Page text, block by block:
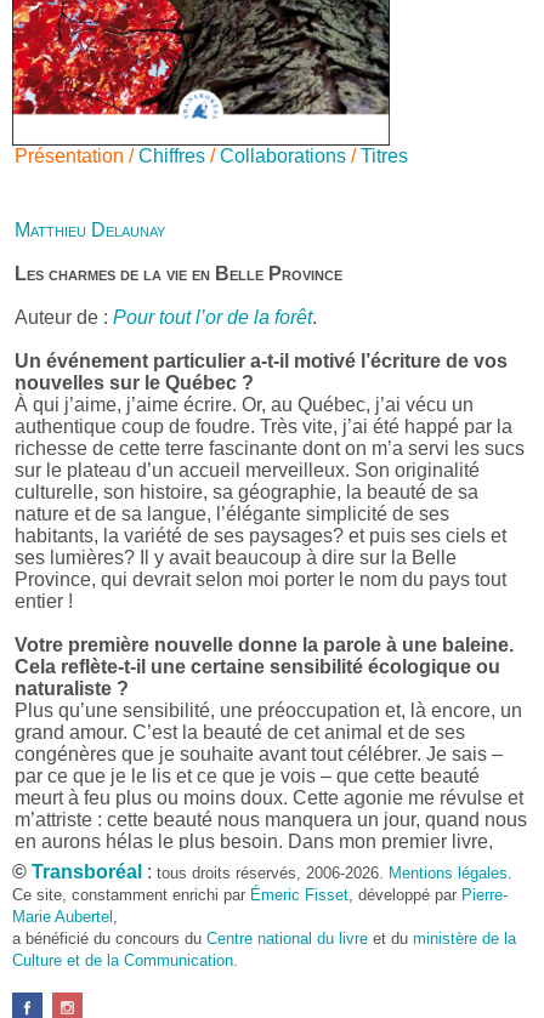
Présentation /Chiffres /Collaborations /Titres
Matthieu Delaunay
Les charmes de la vie en Belle Province
Auteur de : Pour tout l’or de la forêt.
Un événement particulier a-t-il motivé l’écriture de vos
nouvelles sur le Québec ?
À qui j’aime, j’aime écrire. Or, au Québec, j’ai vécu un
authentique coup de foudre. Très vite, j’ai été happé par la
richesse de cette terre fascinante dont on m’a servi les sucs
sur le plateau d’un accueil merveilleux. Son originalité
culturelle, son histoire, sa géographie, la beauté de sa
nature et de sa langue, l’élégante simplicité de ses
habitants, la variété de ses paysages? et puis ses ciels et
ses lumières? Il y avait beaucoup à dire sur la Belle
Province, qui devrait selon moi porter le nom du pays tout
entier !
Votre première nouvelle donne la parole à une baleine.
Cela reflète-t-il une certaine sensibilité écologique ou
naturaliste ?
Plus qu’une sensibilité, une préoccupation et, là encore, un
grand amour. C’est la beauté de cet animal et de ses
congénères que je souhaite avant tout célébrer. Je sais –
par ce que je le lis et ce que je vois – que cette beauté
meurt à feu plus ou moins doux. Cette agonie me révulse et
m’attriste : cette beauté nous manquera un jour, quand nous
en aurons hélas le plus besoin. Dans mon premier livre,
j’avais pris goût à me mettre dans la peau d’une bête. Outre
l’intérêt de l’exercice littéraire, il me semble que cela peut
être un bon moyen pour transmettre certains messages.
Pourquoi avoir choisi le format des nouvelles plutôt
qu’un autre ?
D’abord parce que j’aime (décidément!) en lire !
© Transboréal : tous droits réservés, 2006-2026. Mentions légales
Ce site, constamment enrichi par Émeric Fisset , développé par Pierre-
Marie Aubertel
a bénéficié du concours du Centre national du livre et du ministère de la
Culture et de la Communication